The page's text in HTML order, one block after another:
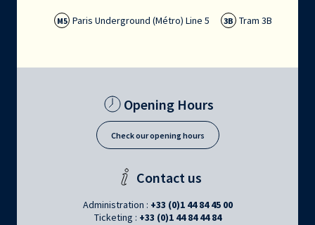
M5 Paris Underground (Métro) Line 5 3B Tram 3B
Opening Hours
Check our opening hours
Contact us
Administration : +33 (0)1 44 84 45 00
Ticketing : +33 (0)1 44 84 44 84